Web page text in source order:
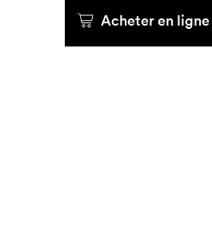
Acheter en ligne